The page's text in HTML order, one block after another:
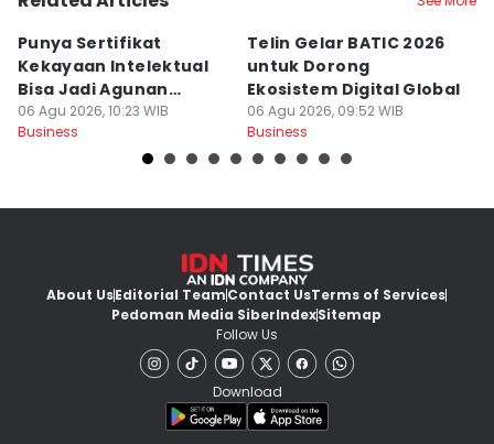
Punya Sertifikat
Kekayaan Intelektual
Bisa Jadi Agunan
Tambahan KUR
06 Agu 2026, 10:23 WIB
Business
Telin Gelar BATIC 2026
untuk Dorong
Ekosistem Digital Global
06 Agu 2026, 09:52 WIB
Business
About UsEditorial TeamContact UsTerms of Services
Pedoman Media SiberIndexSitemap
Follow Us
Download